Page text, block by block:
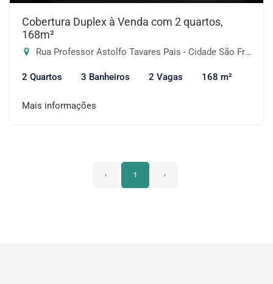
Cobertura Duplex à Venda com 2 quartos,
168m²
Rua Professor Astolfo Tavares Pais - Cidade São Francisco, São Paulo-SP
2 Quartos 3 Banheiros 2 Vagas 168 m²
Mais informações
‹ 1 ›